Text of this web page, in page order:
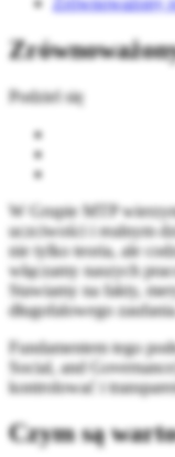
Podziel się
W Grupie MTP
uczciwości i realnym
nie tylko teoria, ale
włączamy naszych
Stawiamy na fakty,
długofalowego
Fundamentem tego
Social, and
kontrolować i
Czym są